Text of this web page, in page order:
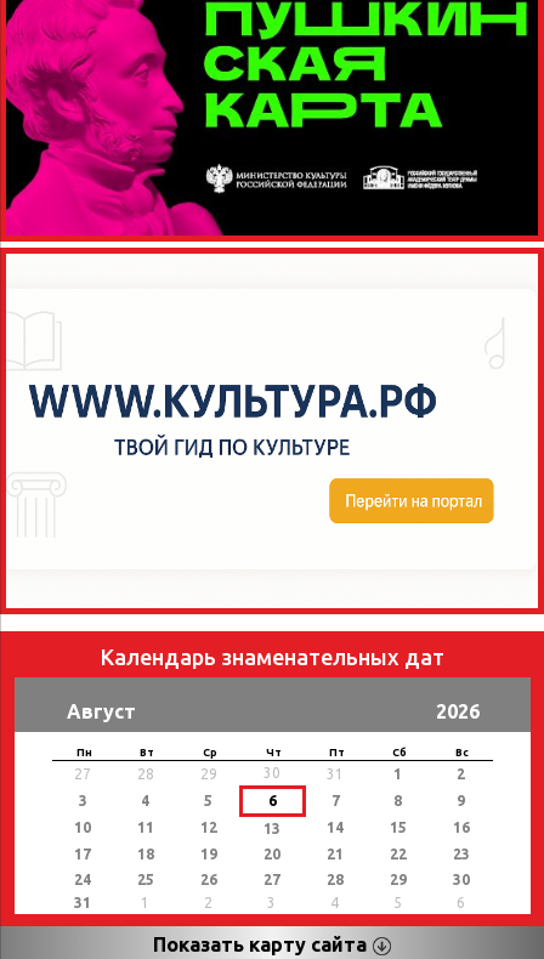
Календарь знаменательных дат
Август 2026
Пн Вт Ср Чт Пт Сб Вс
27 28 29 30 31 1
2
3
4 5 6 7 8
9
10
11 12 13 14 15
16
17
18 19 20 21 22
23
24
25 26 27 28 29
30
31
1 2 3 4 5 6
Показать карту сайта